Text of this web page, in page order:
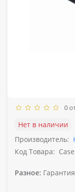
0
Нет в наличии
Производитель:
Код Товара:
Разное: